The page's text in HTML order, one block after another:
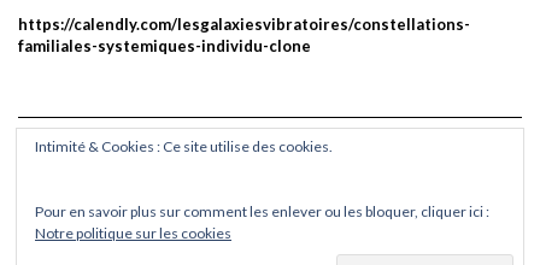
https://calendly.com/lesgalaxiesvibratoires/constellations-
familiales-systemiques-individu-clone
Intimité & Cookies : Ce site utilise des cookies.
Pour en savoir plus sur comment les enlever ou les bloquer, cliquer ici :
Notre politique sur les cookies